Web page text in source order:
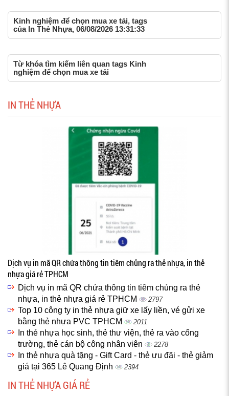
Kinh nghiệm để chọn mua xe tải, tags
của In Thẻ Nhựa, 06/08/2026 13:31:33
Từ khóa tìm kiếm liên quan tags Kinh
nghiệm để chọn mua xe tải
IN THẺ NHỰA
Dịch vụ in mã QR chứa thông tin tiêm chủng ra thẻ nhựa, in thẻ
nhựa giá rẻ TPHCM
Dịch vụ in mã QR chứa thông tin tiêm chủng ra thẻ
nhựa, in thẻ nhựa giá rẻ TPHCM
2797
Top 10 công ty in thẻ nhựa giữ xe lấy liền, vé gửi xe
bằng thẻ nhựa PVC TPHCM
2011
In thẻ nhựa học sinh, thẻ thư viện, thẻ ra vào cổng
trường, thẻ cán bộ công nhân viên
2278
In thẻ nhựa quà tặng - Gift Card - thẻ ưu đãi - thẻ giảm
giá tại 365 Lê Quang Định
2394
IN THẺ NHỰA GIÁ RẺ